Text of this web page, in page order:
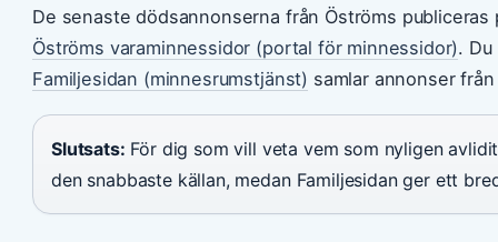
De senaste dödsannonserna från Öströms
Öströms varaminnessidor (portal för minnessidor). Du
Familjesidan (minnesrumstjänst) samlar annonser
Slutsats: För dig som vill veta vem som nyligen
den snabbaste källan, medan Familjesidan ger ett